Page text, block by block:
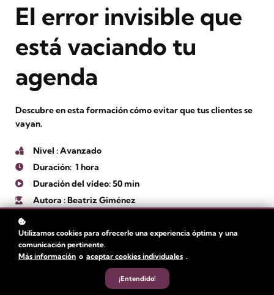
El error invisible que
está vaciando tu
agenda
Descubre en esta formación cómo evitar que tus clientes se
vayan.
Nivel : Avanzado
Duración: 1 hora
Duración del vídeo: 50 min
Autora: Beatriz Giménez
Inscribirse€19.95
Utilizamos cookies para ofrecerle una experiencia óptima y una
comunicación pertinente.
Más información o aceptar cookies individuales .
¡Entendido!